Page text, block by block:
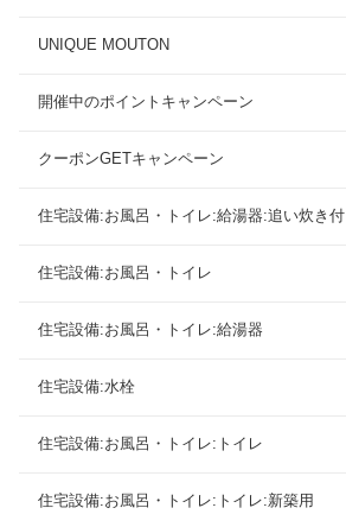
UNIQUE MOUTON
開催中のポイントキャンペーン
クーポンGETキャンペーン
住宅設備:お風呂・トイレ:給湯器:追い炊き付
住宅設備:お風呂・トイレ
住宅設備:お風呂・トイレ:給湯器
住宅設備:水栓
住宅設備:お風呂・トイレ:トイレ
住宅設備:お風呂・トイレ:トイレ:新築用